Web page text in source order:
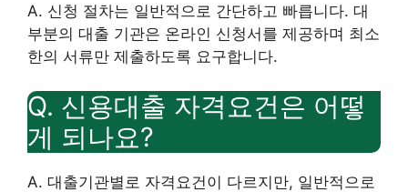
A. 신청 절차는 일반적으로 간단하고 빠릅니다. 대
부분의 대출 기관은 온라인 신청서를 제공하며 최소
한의 서류만 제출하도록 요구합니다.
Q. 신용대출 자격요건은 어떻
게 되나요?
A. 대출기관별로 자격요건이 다르지만, 일반적으로